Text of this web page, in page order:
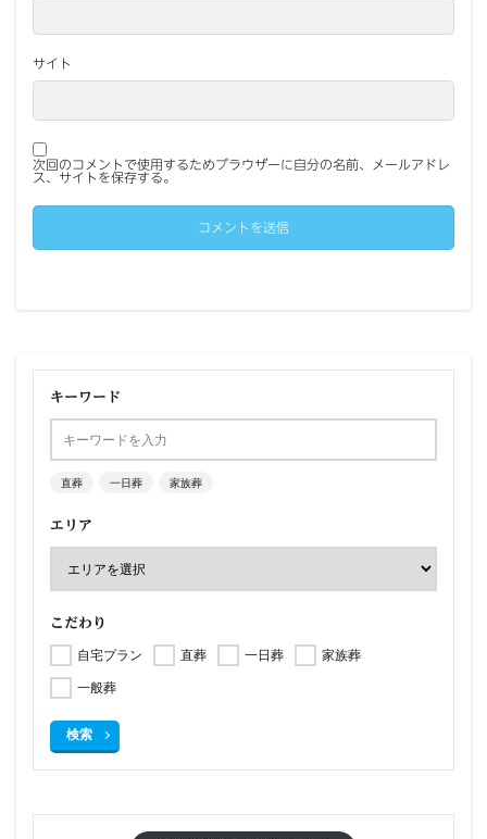
サイト
次回のコメントで使用するためブラウザーに自分の名前、メールアドレ
ス、サイトを保存する。
キーワード
直葬 一日葬 家族葬
エリア
こだわり
自宅プラン 直葬 一日葬
家族葬
一般葬
検索